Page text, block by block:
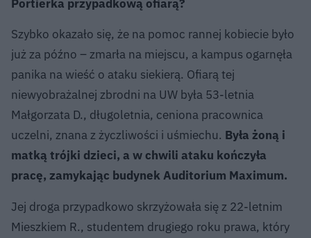
Portierka przypadkową ofiarą?
Szybko okazało się, że na pomoc rannej kobiecie było
już za późno – zmarła na miejscu, a kampus ogarnęła
panika na wieść o ataku siekierą. Ofiarą tej
niewyobrażalnej zbrodni na UW była 53-letnia
Małgorzata D., długoletnia, ceniona pracownica
uczelni, znana z życzliwości i uśmiechu. Była żoną i
matką trójki dzieci, a w chwili ataku kończyła
pracę, zamykając budynek Auditorium Maximum.
Jej droga przypadkowo skrzyżowała się z 22-letnim
Mieszkiem R., studentem drugiego roku prawa, który